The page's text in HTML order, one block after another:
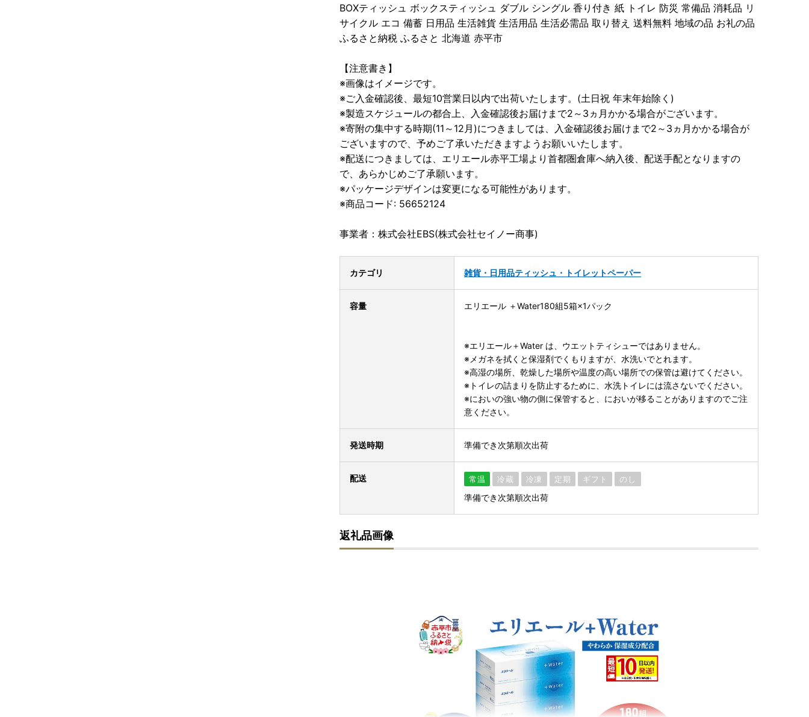
BOXティッシュ ボックスティッシュ ダブル シングル 香り付き 紙 トイレ 防災 常備品 消耗品 リ
サイクル エコ 備蓄 日用品 生活雑貨 生活用品 生活必需品 取り替え 送料無料 地域の品 お礼の品
ふるさと納税 ふるさと 北海道 赤平市
【注意書き】
※画像はイメージです。
※ご入金確認後、最短10営業日以内で出荷いたします。(土日祝 年末年始除く)
※製造スケジュールの都合上、入金確認後お届けまで2～3ヵ月かかる場合がございます。
※寄附の集中する時期(11～12月)につきましては、入金確認後お届けまで2～3ヵ月かかる場合が
ございますので、予めご了承いただきますようお願いいたします。
※配送につきましては、エリエール赤平工場より首都圏倉庫へ納入後、配送手配となりますの
で、あらかじめご了承願います。
※パッケージデザインは変更になる可能性があります。
※商品コード: 56652124
事業者：株式会社EBS(株式会社セイノー商事)
カテゴリ 雑貨・日用品ティッシュ・トイレットペーパー
容量 エリエール ＋Water180組5箱×1パック
※エリエール＋Water は、ウエットティシューではありません。
※メガネを拭くと保湿剤でくもりますが、水洗いでとれます。
※高湿の場所、乾燥した場所や温度の高い場所での保管は避けてください。
※トイレの詰まりを防止するために、水洗トイレには流さないでください。
※においの強い物の側に保管すると、においが移ることがありますのでご注
意ください。
発送時期 準備でき次第順次出荷
配送 常温 冷蔵 冷凍 定期 ギフト のし
準備でき次第順次出荷
返礼品画像